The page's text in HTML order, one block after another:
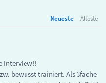
Neueste Älteste
Interview!!
bewusst trainiert. Als 3fache